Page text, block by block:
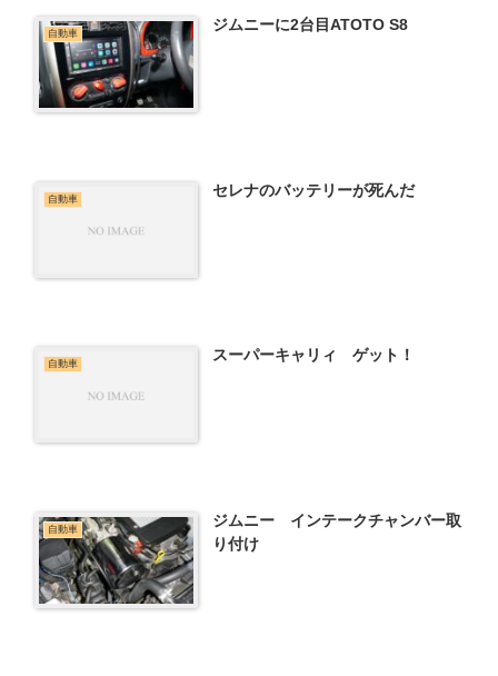
自動車 ジムニーに2台目ATOTO S8
自動車 セレナのバッテリーが死んだ
自動車 スーパーキャリィ ゲット！
自動車
ジムニー インテークチャンバー取
り付け